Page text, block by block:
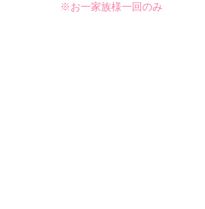
※お一家族様一回のみ